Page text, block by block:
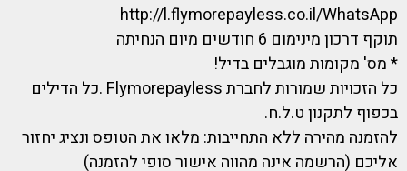
http://l.flymorepayless.co.il/WhatsApp
תוקף דרכון מינימום 6 חודשים מיום הנחיתה
* מס' מקומות מוגבלים בדיל!
כל הזכויות שמורות לחברת Flymorepayless .כל הדילים
בכפוף לתקנון ט.ל.ח.
להזמנה מהירה ללא התחייבות: מלאו את הטופס ונציג יחזור
אליכם (הרשמה אינה מהווה אישור סופי להזמנה)